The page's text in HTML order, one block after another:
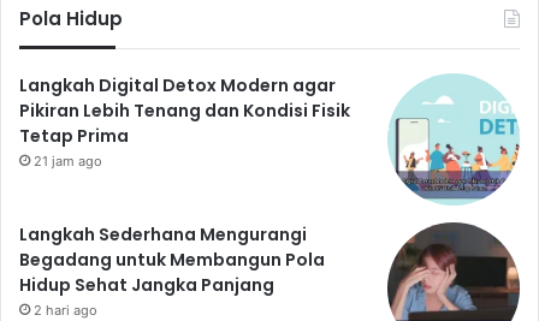
menghindari kelelahan dan stres.
Buatlah jadwal
kegiatan hariandan prioritaskan tugas-tugas yang
penting. Manajemen waktu yang efektif adalah kunci
untuk hidup sehat dan seimbang.
15. Berpikir Positif:
Kesehatan Mental yang
Optimal
Berpikir positif dapat meningkatkan kesehatan mental
dan fisik.
Fokus pada hal-hal positif dalam hidup
Pola Hidup
Langkah Digital Detox Modern agar
Pikiran Lebih Tenang dan Kondisi Fisik
Tetap Prima
21 jam ago
Langkah Sederhana Mengurangi
Begadang untuk Membangun Pola
Hidup Sehat Jangka Panjang
2 hari ago